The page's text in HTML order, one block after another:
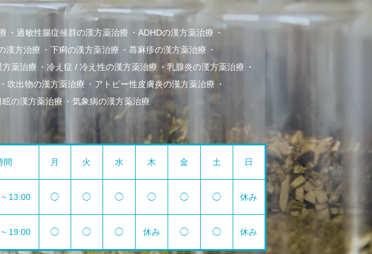
過敏性腸症候群の漢方薬治療
ADHDの漢方薬治療
漢方治療 下痢の漢方薬治療
蕁麻疹の漢方薬治療
薬治療 冷え症 / 冷え性の漢方薬治療
乳腺炎の漢方薬治療
吹出物の漢方薬治療
アトピー性皮膚炎の漢方薬治療
の漢方薬治療 気象病の漢方薬治療
間 月 火 水 木 金 土 日
13:00 ◯ ◯ ◯ ◯ ◯ ◯ 休み
19:00 ◯ ◯ ◯ 休み ◯ ◯ 休み